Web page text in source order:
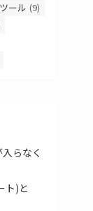
ール (9)
らなく
ト)と